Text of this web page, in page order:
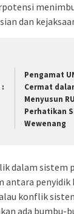
dan
Pengamat
Cermat
Menyusun
Perhatikan
Wewenang
dalam sistem
antara penyidik
konflik
ada bumbu-